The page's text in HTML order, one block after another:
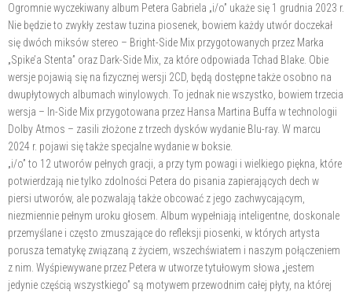
Ogromnie wyczekiwany album Petera Gabriela „i/o” ukaże się 1 grudnia 2023 r.
Nie będzie to zwykły zestaw tuzina piosenek, bowiem każdy utwór doczekał
się dwóch miksów stereo – Bright-Side Mix przygotowanych przez Marka
„Spike’a Stenta” oraz Dark-Side Mix, za które odpowiada Tchad Blake. Obie
wersje pojawią się na fizycznej wersji 2CD, będą dostępne także osobno na
dwupłytowych albumach winylowych. To jednak nie wszystko, bowiem trzecia
wersja – In-Side Mix przygotowana przez Hansa Martina Buffa w technologii
Dolby Atmos – zasili złożone z trzech dysków wydanie Blu-ray. W marcu
2024 r. pojawi się także specjalne wydanie w boksie.
„i/o” to 12 utworów pełnych gracji, a przy tym powagi i wielkiego piękna, które
potwierdzają nie tylko zdolności Petera do pisania zapierających dech w
piersi utworów, ale pozwalają także obcować z jego zachwycającym,
niezmiennie pełnym uroku głosem. Album wypełniają inteligentne, doskonale
przemyślane i często zmuszające do refleksji piosenki, w których artysta
porusza tematykę związaną z życiem, wszechświatem i naszym połączeniem
z nim. Wyśpiewywane przez Petera w utworze tytułowym słowa „jestem
jedynie częścią wszystkiego” są motywem przewodnim całej płyty, na której